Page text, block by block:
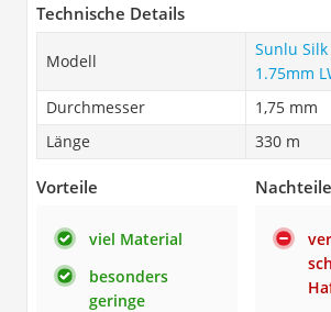
Technische Details
Modell
Sunlu
1.75mm
Durchmesser
1,75 mm
Länge
330 m
Vorteile
viel Material
besonders
geringe
Nachteile